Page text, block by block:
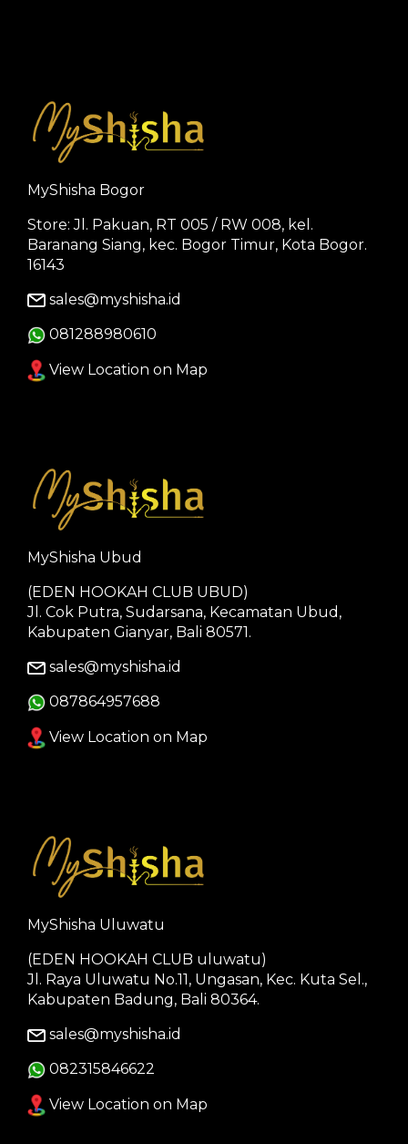
MyShisha Bogor
Store: Jl. Pakuan, RT 005 / RW 008, kel.
Baranang Siang, kec. Bogor Timur, Kota Bogor.
16143
sales@myshisha.id
081288980610
View Location on Map
MyShisha Ubud
(EDEN HOOKAH CLUB UBUD)
Jl. Cok Putra, Sudarsana, Kecamatan Ubud,
Kabupaten Gianyar, Bali 80571.
sales@myshisha.id
087864957688
View Location on Map
MyShisha Uluwatu
(EDEN HOOKAH CLUB uluwatu)
Jl. Raya Uluwatu No.11, Ungasan, Kec. Kuta Sel.,
Kabupaten Badung, Bali 80364.
sales@myshisha.id
082315846622
View Location on Map